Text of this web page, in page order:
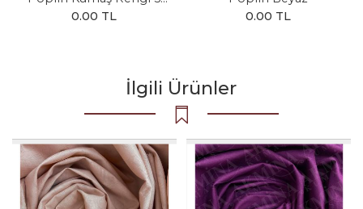
SİYAH
0.00 TL
0.00 TL
İlgili Ürünler